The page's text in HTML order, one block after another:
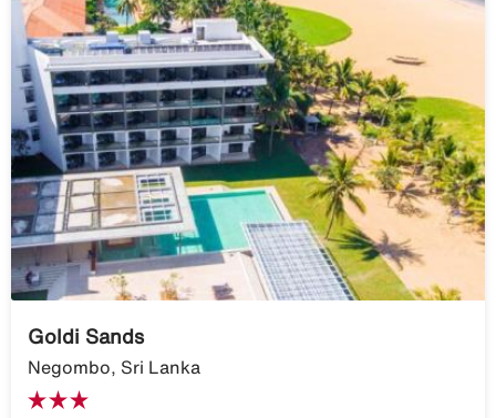
Goldi Sands
Negombo, Sri Lanka